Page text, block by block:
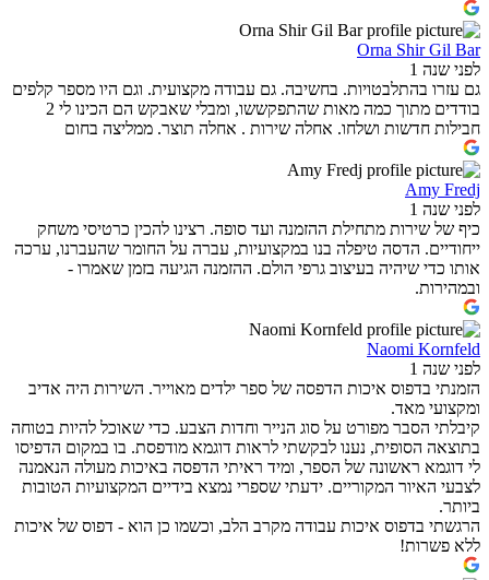
Orna Shir Gil Bar
לפני שנה 1
גם עזרו בהתלבטויות. בחשיבה. גם עבודה מקצועית. וגם היו מספר קלפים
בודדים מתוך כמה מאות שהתפקששו, ומבלי שאבקש הם הכינו לי 2
חבילות חדשות ושלחו. אחלה שירות . אחלה תוצר. ממליצה בחום
Amy Fredj
לפני שנה 1
כיף של שירות מתחילת ההזמנה ועד סופה. רצינו להכין כרטיסי משחק
ייחודיים. הדסה טיפלה בנו במקצועיות, עברה על החומר שהעברנו, ערכה
אותו כדי שיהיה בעיצוב גרפי הולם. ההזמנה הגיעה בזמן שאמרו -
ובמהירות.
Naomi Kornfeld
לפני שנה 1
הזמנתי בדפוס איכות הדפסה של ספר ילדים מאוייר. השירות היה אדיב
ומקצועי מאד.
קיבלתי הסבר מפורט על סוג הנייר וחדות הצבע. כדי שאוכל להיות בטוחה
בתוצאה הסופית, נענו לבקשתי לראות דוגמא מודפסת. בו במקום הדפיסו
לי דוגמא ראשונה של הספר, ומיד ראיתי הדפסה באיכות מעולה הנאמנה
לצבעי האיור המקוריים. ידעתי שספרי נמצא בידיים המקצועיות הטובות
ביותר.
הרגשתי בדפוס איכות עבודה מקרב הלב, וכשמו כן הוא - דפוס של איכות
ללא פשרות!